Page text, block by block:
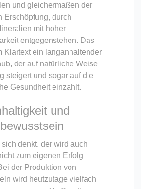
und gleichermaßen der
Erschöpfung, durch
mit hoher
entgegenstehen. Das
Klartext ein langanhaltender
der auf natürliche Weise
steigert und sogar auf die
Gesundheit einzahlt.
und
denkt, der wird auch
zum eigenen Erfolg
der Produktion von
wird heutzutage vielfach